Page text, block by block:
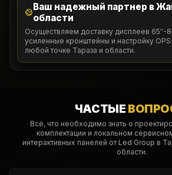
Ваш надежный партнер в
области
Осуществляем доставку дисплеев 65″-
усиленные кронштейны и настройку
любой точке Тараза и области.
ЧАСТЫЕ
Всё, что необходимо знать о
комплектации и локальном
интерактивных панелей от Led Group в
области.